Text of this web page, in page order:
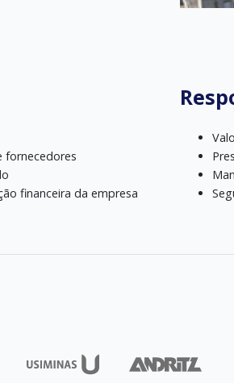
fornecedores
financeira da empresa